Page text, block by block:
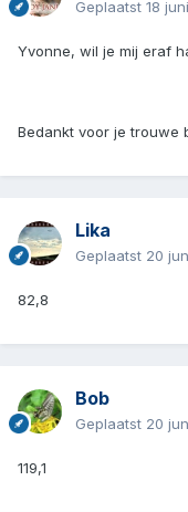
Geplaatst 18
Yvonne, wil je mij eraf
Bedankt voor je trouwe
Lika
Geplaatst 20
82,8
Bob
Geplaatst 20
119,1